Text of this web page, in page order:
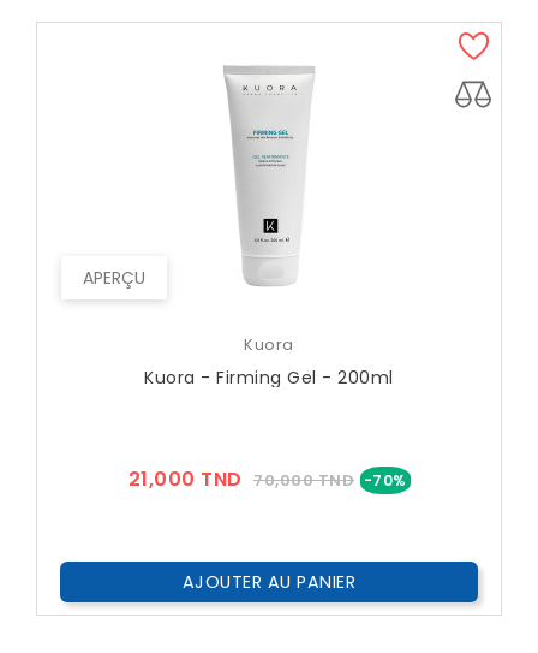
APERÇU
Kuora
Kuora - Firming Gel - 200ml
21,000 TND Prix
70,000 TND -70% Prix
AJOUTER AU PANIER